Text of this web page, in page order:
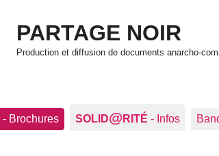
PARTAGE NOIR
Production et diffusion de documents anarcho-
- Brochures SOLID@RITÉ - Infos